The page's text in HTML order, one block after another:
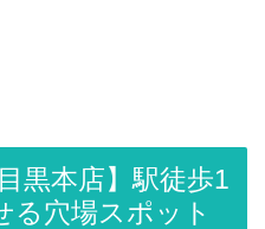
黒本店】駅徒歩1
る穴場スポット